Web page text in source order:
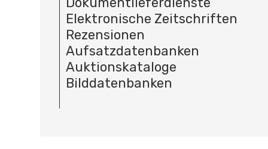
Elektronische Zeitschriften
Rezensionen
Aufsatzdatenbanken
Auktionskataloge
Bilddatenbanken